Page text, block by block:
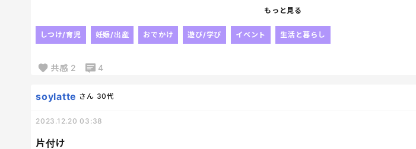
あーなんで連れてったんだろう。
後悔した。
もっと見る
しつけ/育児 妊娠/出産 おでかけ 遊び/学び イベント 生活と暮らし
共感 2 4
片付け
soylatte さん 30代
2023.12.20 03:38